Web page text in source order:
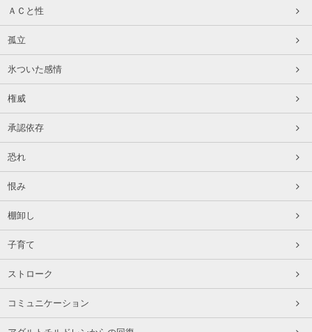
ＡＣと性
孤立
氷ついた感情
権威
承認依存
恐れ
恨み
棚卸し
子育て
ストローク
コミュニケーション